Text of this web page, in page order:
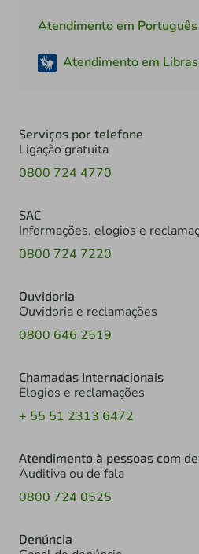
Atendimento em Português
Atendimento em Libras
Serviços por telefone
Ligação gratuita
0800 724 4770
SAC
Informações, elogios e
0800 724 7220
Ouvidoria
Ouvidoria e reclamações
0800 646 2519
Chamadas Internacionais
Elogios e reclamações
+ 55 51 2313 6472
Atendimento à pessoas com
Auditiva ou de fala
0800 724 0525
Denúncia